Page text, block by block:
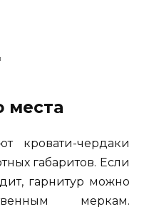
места
кровати-чердаки
габаритов. Если
гарнитур можно
меркам.